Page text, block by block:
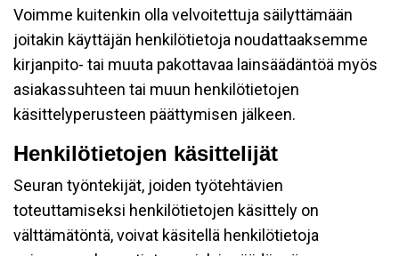
Voimme kuitenkin olla velvoitettuja säilyttämään
joitakin käyttäjän henkilötietoja noudattaaksemme
kirjanpito- tai muuta pakottavaa lainsäädäntöä myös
asiakassuhteen tai muun henkilötietojen
käsittelyperusteen päättymisen jälkeen.
Henkilötietojen käsittelijät
Seuran työntekijät, joiden työtehtävien
toteuttamiseksi henkilötietojen käsittely on
välttämätöntä, voivat käsitellä henkilötietoja